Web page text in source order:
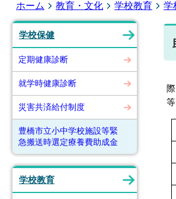
ホーム 教育・文化 学校教育 学
学校保健
定期健康診断
就学時健康診断
災害共済給付制度
豊橋市立小中学校施設等緊
急搬送時選定療養費助成金
学校教育